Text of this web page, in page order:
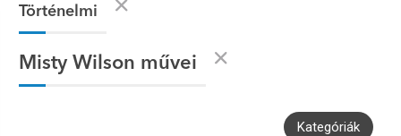
Történelmi
Misty Wilson művei
Kategóriák